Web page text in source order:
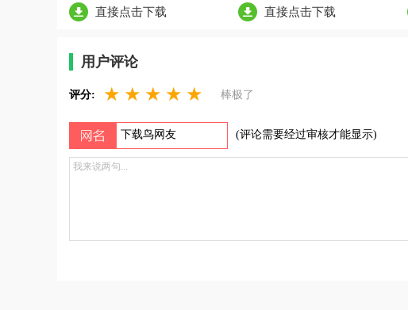
直接点击下载 直接点击下载
用户评论
评分: ★ ★ ★ ★ ★ 棒极了
(评论需要经过审核才能显示)